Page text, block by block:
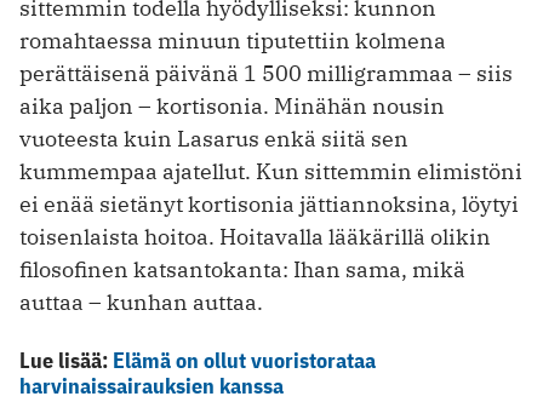
sittemmin todella hyödylliseksi: kunnon
romahtaessa minuun tiputettiin kolmena
perättäisenä päivänä 1 500 milligrammaa – siis
aika paljon – kortisonia. Minähän nousin
vuoteesta kuin Lasarus enkä siitä sen
kummempaa ajatellut. Kun sittemmin elimistöni
ei enää sietänyt kortisonia jättiannoksina, löytyi
toisenlaista hoitoa. Hoitavalla lääkärillä olikin
filosofinen katsantokanta: Ihan sama, mikä
auttaa – kunhan auttaa.
Lue lisää: Elämä on ollut vuoristorataa
harvinaissairauksien kanssa